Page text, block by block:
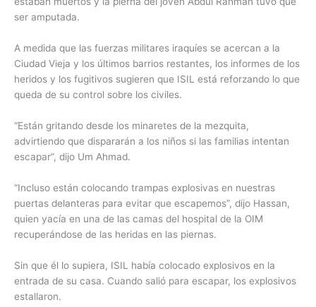
ser amputada.
A medida que las fuerzas militares iraquíes se acercan a la
Ciudad Vieja y los últimos barrios restantes, los informes de los
heridos y los fugitivos sugieren que ISIL está reforzando lo que
queda de su control sobre los civiles.
“Están gritando desde los minaretes de la mezquita,
advirtiendo que dispararán a los niños si las familias intentan
escapar”, dijo Um Ahmad.
“Incluso están colocando trampas explosivas en nuestras
puertas delanteras para evitar que escapemos”, dijo Hassan,
quien yacía en una de las camas del hospital de la OIM
recuperándose de las heridas en las piernas.
Sin que él lo supiera, ISIL había colocado explosivos en la
entrada de su casa. Cuando salió para escapar, los explosivos
estallaron.